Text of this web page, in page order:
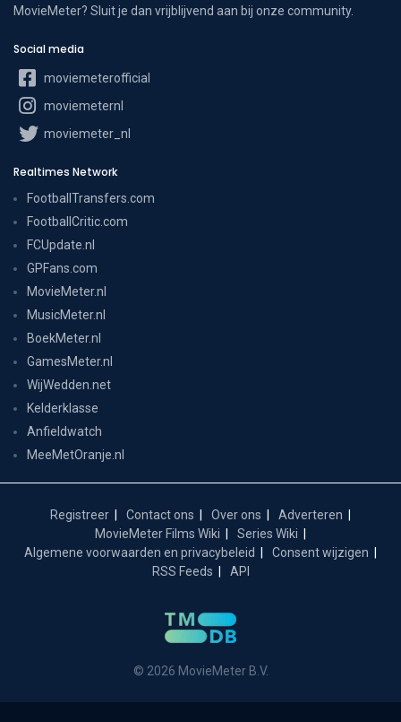
MovieMeter? Sluit je dan vrijblijvend aan bij onze community.
Social media
moviemeterofficial
moviemeternl
moviemeter_nl
Realtimes Network
FootballTransfers.com
FootballCritic.com
FCUpdate.nl
GPFans.com
MovieMeter.nl
MusicMeter.nl
BoekMeter.nl
GamesMeter.nl
WijWedden.net
Kelderklasse
Anfieldwatch
MeeMetOranje.nl
Registreer Contact ons Over ons
Adverteren
MovieMeter Films Wiki
Series Wiki
Algemene voorwaarden en privacybeleid
Consent wijzigen
RSS Feeds
API
© 2026 MovieMeter B.V.